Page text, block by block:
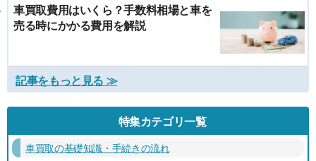
車買取費用はいくら？手数料相場と車を
売る時にかかる費用を解説
記事をもっと見る ≫
特集カテゴリ一覧
車買取の基礎知識・手続きの流れ